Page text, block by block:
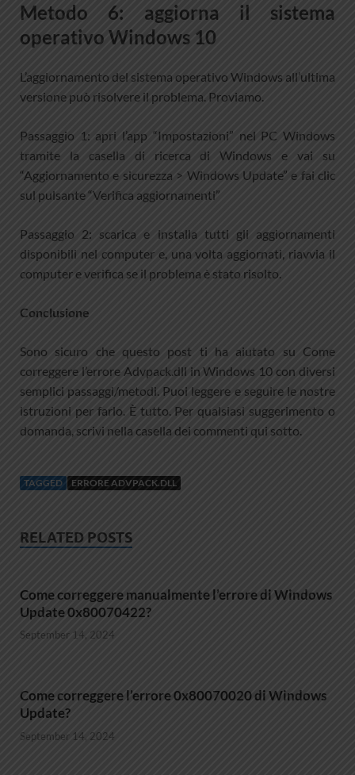
Metodo 6: aggiorna il sistema
operativo Windows 10
L’aggiornamento del sistema operativo Windows all’ultima
versione può risolvere il problema. Proviamo.
Passaggio 1: apri l’app “Impostazioni” nel PC Windows
tramite la casella di ricerca di Windows e vai su
“Aggiornamento e sicurezza > Windows Update” e fai clic
sul pulsante “Verifica aggiornamenti”
Passaggio 2: scarica e installa tutti gli aggiornamenti
disponibili nel computer e, una volta aggiornati, riavvia il
computer e verifica se il problema è stato risolto.
Conclusione
Sono sicuro che questo post ti ha aiutato su Come
correggere l’errore Advpack.dll in Windows 10 con diversi
semplici passaggi/metodi. Puoi leggere e seguire le nostre
istruzioni per farlo. È tutto. Per qualsiasi suggerimento o
domanda, scrivi nella casella dei commenti qui sotto.
TAGGED ERRORE ADVPACK.DLL
RELATED POSTS
Come correggere manualmente l’errore di Windows
Update 0x80070422?
September 14, 2024
Come correggere l’errore 0x80070020 di Windows
Update?
September 14, 2024